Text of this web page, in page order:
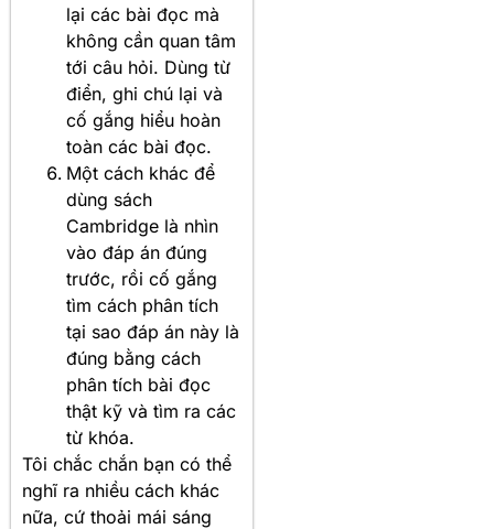
lại các bài đọc mà
không cần quan tâm
tới câu hỏi. Dùng từ
điển, ghi chú lại và
cố gắng hiểu hoàn
toàn các bài đọc.
Một cách khác để
dùng sách
Cambridge là nhìn
vào đáp án đúng
trước, rồi cố gắng
tìm cách phân tích
tại sao đáp án này là
đúng bằng cách
phân tích bài đọc
thật kỹ và tìm ra các
từ khóa.
Tôi chắc chắn bạn có thể
nghĩ ra nhiều cách khác
nữa, cứ thoải mái sáng